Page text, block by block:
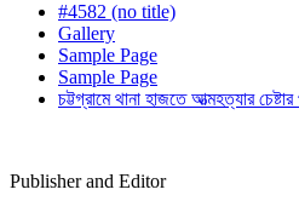
#4582 (no title)
Gallery
Sample Page
Sample Page
চট্টগ্রামে থানা হাজতে আত্মহত্যার
Publisher and Editor